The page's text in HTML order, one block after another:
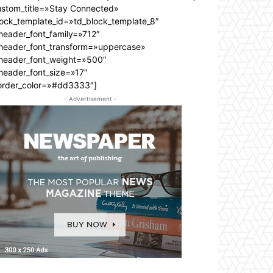
Connected»
- Advertisement -